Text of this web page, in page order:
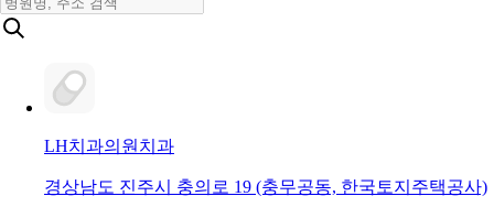
LH치과의원 치과
경상남도 진주시 충의로 19 (충무공동, 한국토지주택공사)